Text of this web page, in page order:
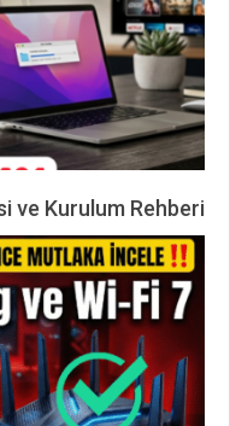
ve Kurulum Rehberi